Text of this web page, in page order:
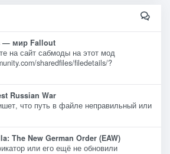
— мир Fallout
на сайт сабмоды на этот мод
sharedfiles/filedetails/?
Russian War
что путь в файле неправильный или
The New German Order (EAW)
или его ещё не обновили